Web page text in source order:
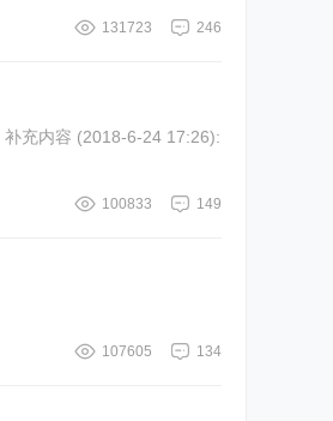
246
131723
149
100833
134
107605